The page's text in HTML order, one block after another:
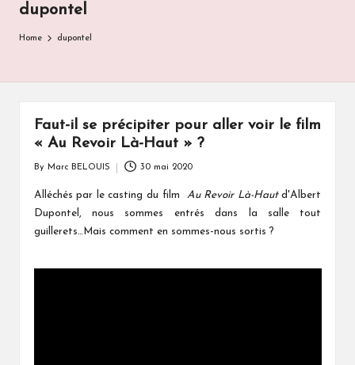
dupontel
Home dupontel
Faut-il se précipiter pour aller voir le film
« Au Revoir Là-Haut » ?
by
By Marc BELOUIS 30 mai 2020
Alléchés par le casting du film Au Revoir Là-Hautd'Albert
Dupontel, nous sommes entrés dans la salle tout
guillerets…Mais comment en sommes-nous sortis ?